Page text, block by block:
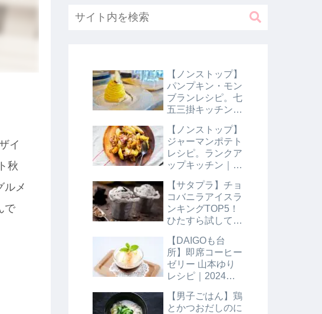
イ
秋
ルメ
で
【ノンストップ】
パンプキン・モン
ブランレシピ。七
五三掛キッチン｜
【ノンストップ】
ジャーマンポテト
レシピ。ランクア
ップキッチン｜10
【サタプラ】チョ
コバニラアイスラ
ンキングTOP5！
ひたすら試してラ
日【サタデープラ
ス】
【DAIGOも台
所】即席コーヒー
ゼリー 山本ゆり
レシピ｜2024年8
【男子ごはん】鶏
とかつおだしのに